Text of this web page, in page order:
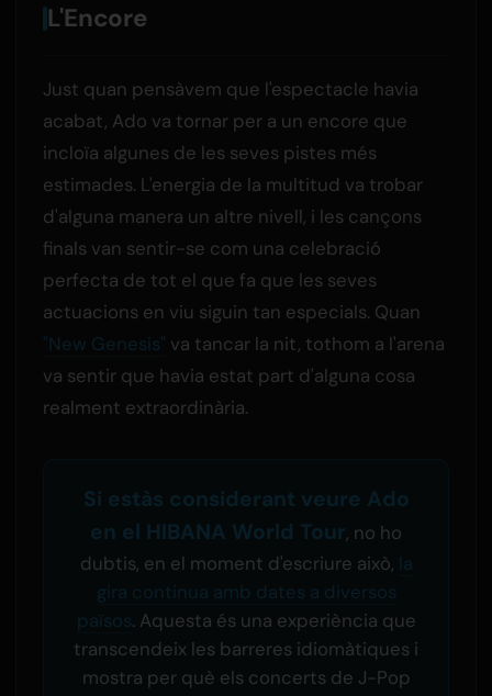
L'Encore
Just quan pensàvem que l'espectacle havia
acabat, Ado va tornar per a un encore que
incloïa algunes de les seves pistes més
estimades. L'energia de la multitud va trobar
d'alguna manera un altre nivell, i les cançons
finals van sentir-se com una celebració
perfecta de tot el que fa que les seves
actuacions en viu siguin tan especials. Quan
"New Genesis" va tancar la nit, tothom a l'arena
va sentir que havia estat part d'alguna cosa
realment extraordinària.
Si estàs considerant veure Ado
en el HIBANA World Tour, no ho
dubtis, en el moment d'escriure això, la
gira continua amb dates a diversos
països. Aquesta és una experiència que
transcendeix les barreres idiomàtiques i
mostra per què els concerts de J-Pop